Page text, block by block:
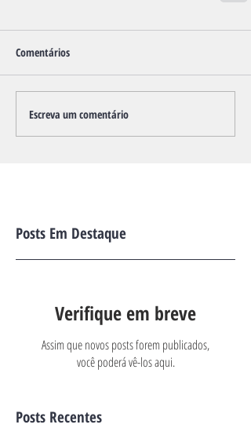
Comentários
Escreva um comentário
Posts Em Destaque
Verifique em breve
Assim que novos posts forem publicados,
você poderá vê-los aqui.
Posts Recentes